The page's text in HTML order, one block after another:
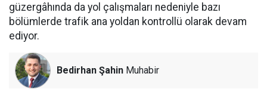
güzergâhında da yol çalışmaları nedeniyle bazı
bölümlerde trafik ana yoldan kontrollü olarak devam
ediyor.
Bedirhan Şahin Muhabir